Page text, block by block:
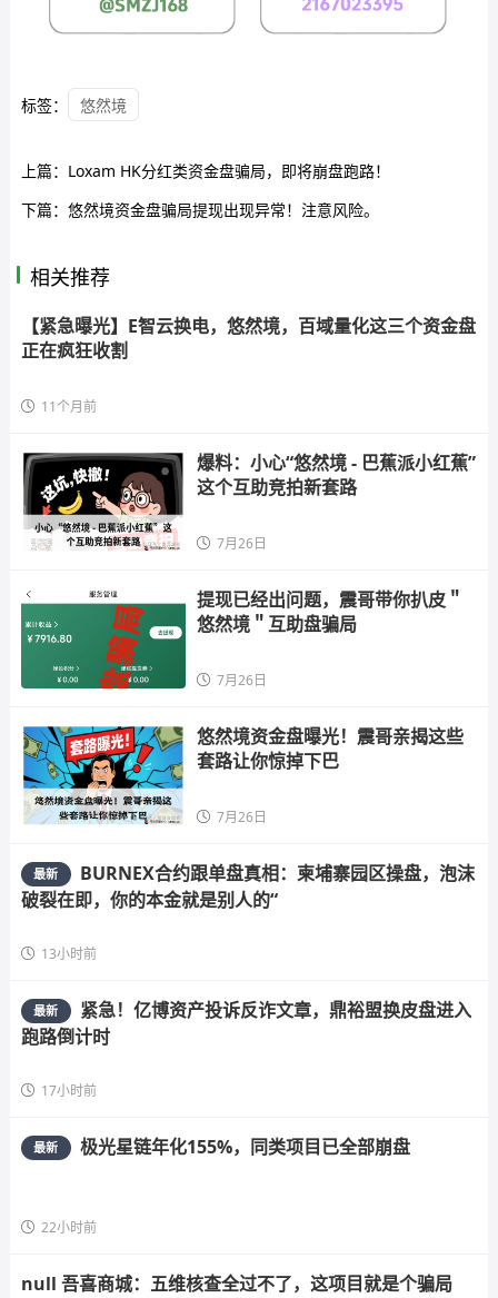
标签： 悠然境
上篇： Loxam HK分红类资金盘骗局，即将崩盘跑路！
下篇： 悠然境资金盘骗局提现出现异常！注意风险。
相关推荐
【紧急曝光】E智云换电，悠然境，百域量化这三个资金盘
正在疯狂收割
11个月前
爆料：小心“悠然境 - 巴蕉派小红蕉”
这个互助竞拍新套路
7月26日
提现已经出问题，震哥带你扒皮＂
悠然境＂互助盘骗局
7月26日
悠然境资金盘曝光！震哥亲揭这些
套路让你惊掉下巴
7月26日
最新
BURNEX合约跟单盘真相：柬埔寨园区操盘，泡沫
破裂在即，你的本金就是别人的“
13小时前
最新
紧急！亿博资产投诉反诈文章，鼎裕盟换皮盘进入
跑路倒计时
17小时前
最新 极光星链年化155%，同类项目已全部崩盘
22小时前
null 吾喜商城：五维核查全过不了，这项目就是个骗局